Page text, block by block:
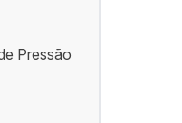
Pressão